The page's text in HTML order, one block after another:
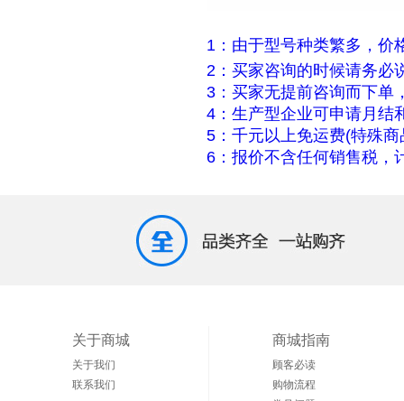
1：由于型号种类繁多，价
2：买家咨询的时候请务必
3：买家无提前咨询而下单
4：生产型企业可申请月结
5：千元以上免运费(特殊
6：报价不含任何销售税，
关于商城
关于我们
联系我们
商城指南
顾客必读
购物流程